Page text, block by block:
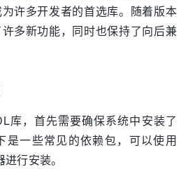
许多开发者的首选库。随着版本
多新功能，同时也保持了向后兼
库，首先需要确保系统中安装了
是一些常见的依赖包，可以使用
行安装。